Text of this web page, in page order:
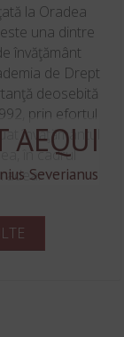
AEQUI
Severianus
la Oradea
una dintre
învăţământ
de Drept
deosebită
prin efortul
învăţământul
în cadrul